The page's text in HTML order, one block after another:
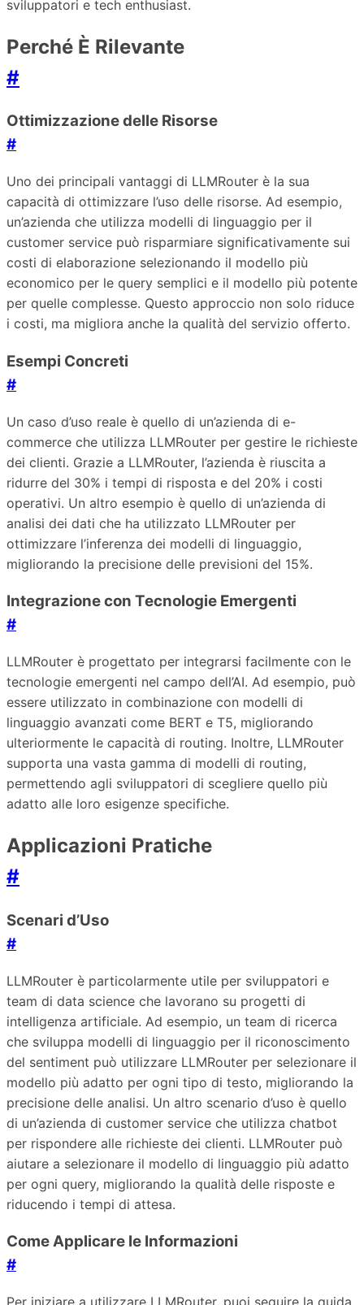
sviluppatori e tech enthusiast.
Perché È Rilevante
#
Ottimizzazione delle Risorse
#
Uno dei principali vantaggi di LLMRouter è la sua
capacità di ottimizzare l’uso delle risorse. Ad esempio,
un’azienda che utilizza modelli di linguaggio per il
customer service può risparmiare significativamente sui
costi di elaborazione selezionando il modello più
economico per le query semplici e il modello più potente
per quelle complesse. Questo approccio non solo riduce
i costi, ma migliora anche la qualità del servizio offerto.
Esempi Concreti
#
Un caso d’uso reale è quello di un’azienda di e-
commerce che utilizza LLMRouter per gestire le richieste
dei clienti. Grazie a LLMRouter, l’azienda è riuscita a
ridurre del 30% i tempi di risposta e del 20% i costi
operativi. Un altro esempio è quello di un’azienda di
analisi dei dati che ha utilizzato LLMRouter per
ottimizzare l’inferenza dei modelli di linguaggio,
migliorando la precisione delle previsioni del 15%.
Integrazione con Tecnologie Emergenti
#
LLMRouter è progettato per integrarsi facilmente con le
tecnologie emergenti nel campo dell’AI. Ad esempio, può
essere utilizzato in combinazione con modelli di
linguaggio avanzati come BERT e T5, migliorando
ulteriormente le capacità di routing. Inoltre, LLMRouter
supporta una vasta gamma di modelli di routing,
permettendo agli sviluppatori di scegliere quello più
adatto alle loro esigenze specifiche.
Applicazioni Pratiche
#
Scenari d’Uso
#
LLMRouter è particolarmente utile per sviluppatori e
team di data science che lavorano su progetti di
intelligenza artificiale. Ad esempio, un team di ricerca
che sviluppa modelli di linguaggio per il riconoscimento
del sentiment può utilizzare LLMRouter per selezionare il
modello più adatto per ogni tipo di testo, migliorando la
precisione delle analisi. Un altro scenario d’uso è quello
di un’azienda di customer service che utilizza chatbot
per rispondere alle richieste dei clienti. LLMRouter può
aiutare a selezionare il modello di linguaggio più adatto
per ogni query, migliorando la qualità delle risposte e
riducendo i tempi di attesa.
Come Applicare le Informazioni
#